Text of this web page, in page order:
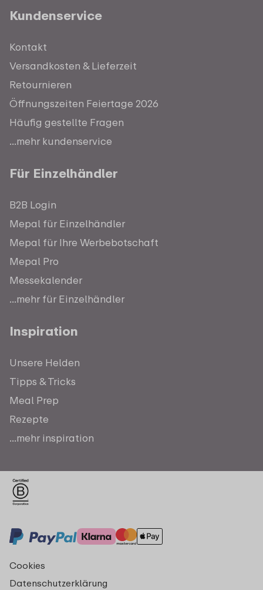
Kundenservice
Kontakt
Versandkosten & Lieferzeit
Retournieren
Öffnungszeiten Feiertage 2026
Häufig gestellte Fragen
...mehr kundenservice
Für Einzelhändler
B2B Login
Mepal für Einzelhändler
Mepal für Ihre Werbebotschaft
Mepal Pro
Messekalender
...mehr für Einzelhändler
Inspiration
Unsere Helden
Tipps & Tricks
Meal Prep
Rezepte
...mehr inspiration
Cookies
Datenschutzerklärung